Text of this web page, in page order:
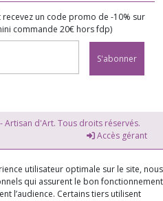
un code promo de -10% sur
commande 20€ hors fdp)
S'abonner
- Artisan d'Art. Tous droits réservés.
Accès gérant
utilisateur optimale sur le site, nous
qui assurent le bon fonctionnement
l’audience. Certains tiers utilisent